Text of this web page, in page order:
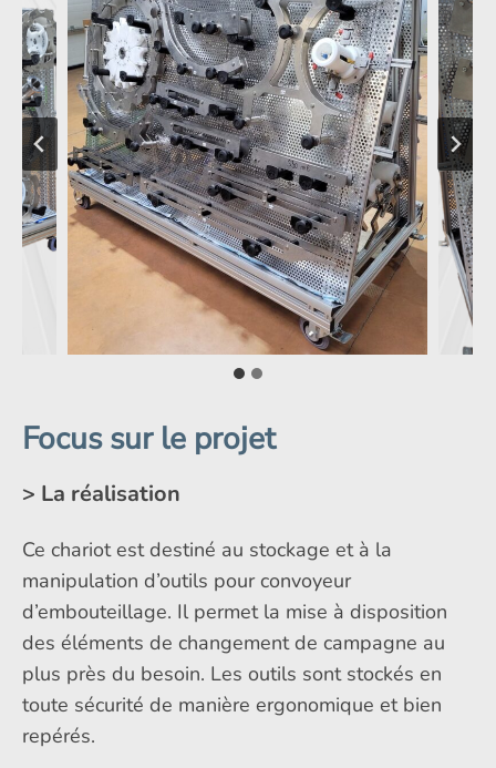
Focus sur le projet
> La réalisation
Ce chariot est destiné au stockage et à la
manipulation d’outils pour convoyeur
d’embouteillage. Il permet la mise à disposition
des éléments de changement de campagne au
plus près du besoin. Les outils sont stockés en
toute sécurité de manière ergonomique et bien
repérés.